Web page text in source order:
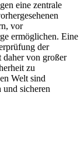
eine zentrale
vor
ermöglichen. Eine
der
daher von großer
zu
Welt sind
und sicheren